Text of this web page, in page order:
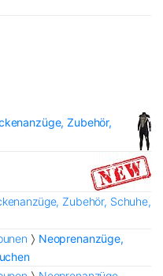
Zubehör,
Zubehör, Schuhe,
Neoprenanzüge,